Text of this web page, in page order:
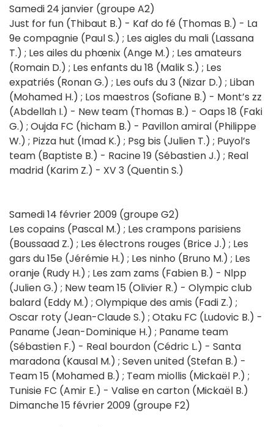
Samedi 24 janvier (groupe A2)
Just for fun (Thibaut B.) - Kaf do fé (Thomas B.) - La
9e compagnie (Paul S.) ; Les aigles du mali (Lassana
T.) ; Les ailes du phœnix (Ange M.) ; Les amateurs
(Romain D.) ; Les enfants du 18 (Malik S.) ; Les
expatriés (Ronan G.) ; Les oufs du 3 (Nizar D.) ; Liban
(Mohamed H.) ; Los maestros (Sofiane B.) - Mont’s zz
(Abdellah I.) - New team (Thomas B.) - Oaps 18 (Faki
G.) ; Oujda FC (hicham B.) - Pavillon amiral (Philippe
W.) ; Pizza hut (Imad K.) ; Psg bis (Julien T.) ; Puyol’s
team (Baptiste B.) - Racine 19 (Sébastien J.) ; Real
madrid (Karim Z.) - XV 3 (Quentin S.)
Samedi 14 février 2009 (groupe G2)
Les copains (Pascal M.) ; Les crampons parisiens
(Boussaad Z.) ; Les électrons rouges (Brice J.) ; Les
gars du 15e (Jérémie H.) ; Les ninho (Bruno M.) ; Les
oranje (Rudy H.) ; Les zam zams (Fabien B.) - Nlpp
(Julien G.) ; New team 15 (Olivier R.) - Olympic club
balard (Eddy M.) ; Olympique des amis (Fadi Z.) ;
Oscar roty (Jean-Claude S.) ; Otaku FC (Ludovic B.) -
Paname (Jean-Dominique H.) ; Paname team
(Sébastien F.) - Real bourdon (Cédric L.) - Santa
maradona (Kausal M.) ; Seven united (Stefan B.) -
Team 15 (Mohamed B.) ; Team miollis (Mickaël P.) ;
Tunisie FC (Amir E.) - Valise en carton (Mickaël B.)
Dimanche 15 février 2009 (groupe F2)